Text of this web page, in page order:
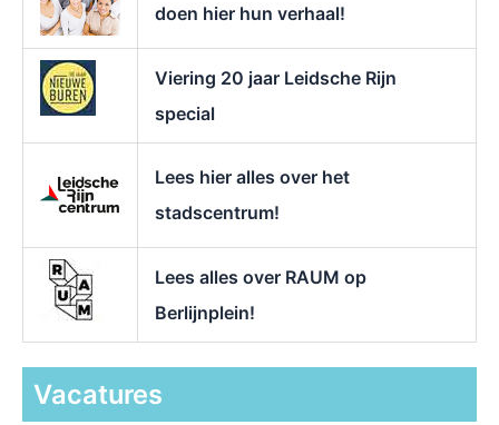
doen hier hun verhaal!
Viering 20 jaar Leidsche Rijn
special
Lees hier alles over het
stadscentrum!
Lees alles over RAUM op
Berlijnplein!
Vacatures